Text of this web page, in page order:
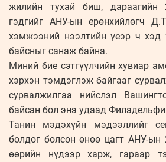
жилийн тухай биш, дараагийн
гэдгийг АНУ-ын ерөнхийлөгч
хэмжээний нээлтийн үеэр ч
байсныг санаж байна.
Миний бие сэтгүүлчийн хувиар
хэрхэн тэмдэглэж байгааг
сурвалжилгаа нийслэл
байсан бол энэ удаад
Танин мэдэхүйн мэдээллийг
болдог болсон өнөө цагт АНУ-ын
өөрийн нүдээр харж, гараар